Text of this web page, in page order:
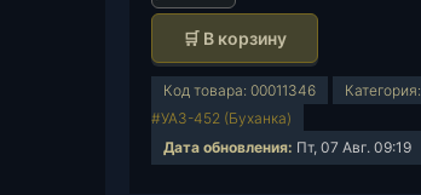
о
и
🛒 В корзину
Код товара: 00011346 Категория:
#УАЗ-452 (Буханка)
Дата обновления: Пт, 07 Авг. 09:19